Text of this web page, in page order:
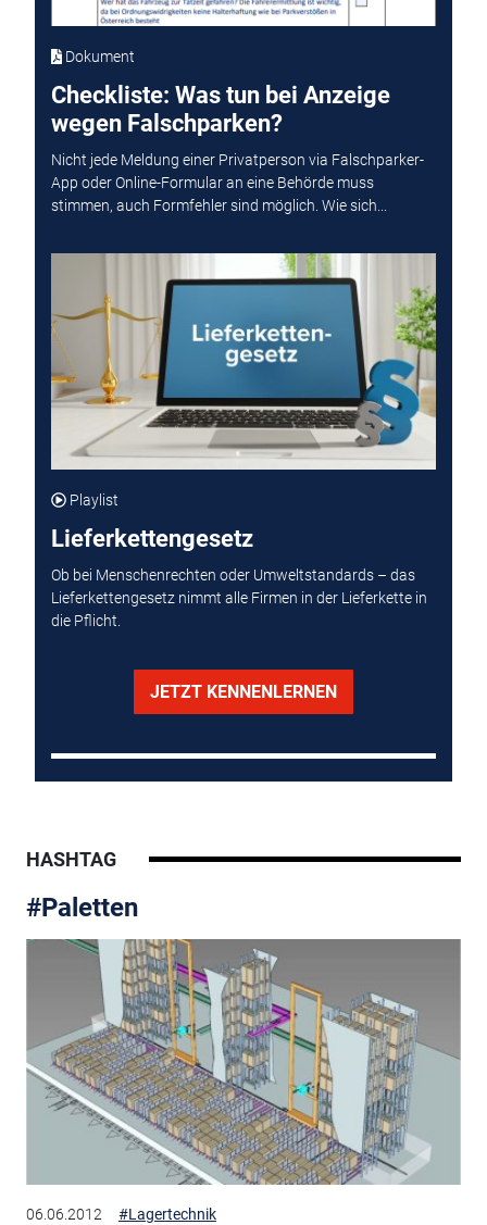
Dokument
Checkliste: Was tun bei Anzeige
wegen Falschparken?
Nicht jede Meldung einer Privatperson via Falschparker-
App oder Online-Formular an eine Behörde muss
stimmen, auch Formfehler sind möglich. Wie sich...
Playlist
Lieferkettengesetz
Ob bei Menschenrechten oder Umweltstandards – das
Lieferkettengesetz nimmt alle Firmen in der Lieferkette in
die Pflicht.
JETZT KENNENLERNEN
HASHTAG
#Paletten
06.06.2012 #Lagertechnik